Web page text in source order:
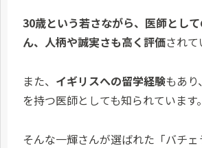
30歳という若さながら、医師とし
ん、人柄や誠実さも高く評価されて
また、 イギリスへの留学経験もあ
を持つ医師としても知られています。
そんな一輝さんが選ばれた「バチ